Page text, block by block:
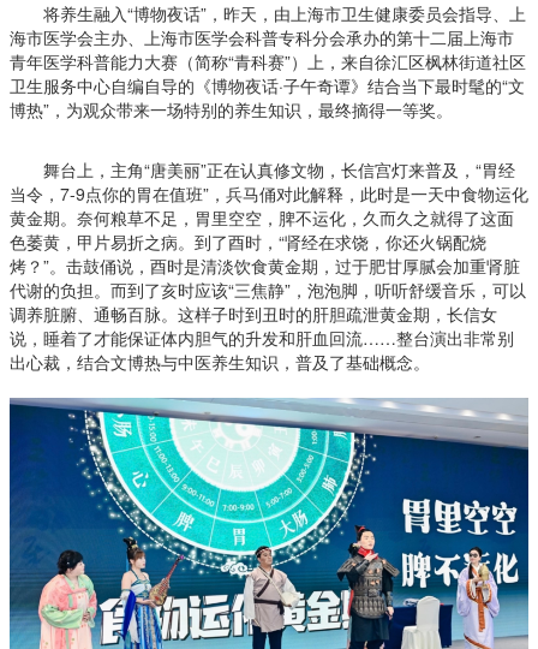
将养生融入“博物夜话”，昨天，由上海市卫生健康委员会指导、上
海市医学会主办、上海市医学会科普专科分会承办的第十二届上海市
青年医学科普能力大赛（简称“青科赛”）上，来自徐汇区枫林街道社区
卫生服务中心自编自导的《博物夜话·子午奇谭》结合当下最时髦的“文
博热”，为观众带来一场特别的养生知识，最终摘得一等奖。
舞台上，主角“唐美丽”正在认真修文物，长信宫灯来普及，“胃经
当令，7-9点你的胃在值班”，兵马俑对此解释，此时是一天中食物运化
黄金期。奈何粮草不足，胃里空空，脾不运化，久而久之就得了这面
色萎黄，甲片易折之病。到了酉时，“肾经在求饶，你还火锅配烧
烤？”。击鼓俑说，酉时是清淡饮食黄金期，过于肥甘厚腻会加重肾脏
代谢的负担。而到了亥时应该“三焦静”，泡泡脚，听听舒缓音乐，可以
调养脏腑、通畅百脉。这样子时到丑时的肝胆疏泄黄金期，长信女
说，睡着了才能保证体内胆气的升发和肝血回流……整台演出非常别
出心裁，结合文博热与中医养生知识，普及了基础概念。